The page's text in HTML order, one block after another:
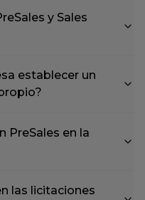
y Sales
establecer un
PreSales en la
las licitaciones